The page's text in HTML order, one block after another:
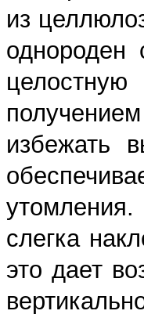
из
однороден
избежать
слегка
это дает